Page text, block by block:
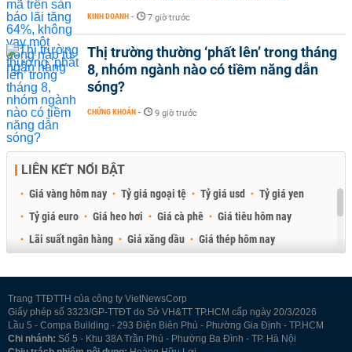
KINH DOANH - 7 giờ trước
Thị trường thường ‘phất lên’ trong tháng
8, nhóm ngành nào có tiềm năng dẫn
sóng?
CHỨNG KHOÁN - 9 giờ trước
LIÊN KẾT NỔI BẬT
Giá vàng hôm nay Tỷ giá ngoại tệ Tỷ giá usd
Tỷ giá yen
Tỷ giá euro
Giá heo hơi Giá cà phê
Giá tiêu hôm nay
Lãi suất ngân hàng
Giá xăng dầu
Giá thép hôm nay
Trang TTĐTTH của công ty VietNewsCorp
Giấy phép số 3323/GP-TTĐT do Sở VH&TT TP.HCM cấp ngày 20/3/2026
Lầu 5 - Compa Building - 293 Điện Biên Phủ - Phường Gia Định - TP.HCM
Chi nhánh: Số 5 - Khu 38A Trần Phú - Phường Ba Đình - TP. Hà Nội